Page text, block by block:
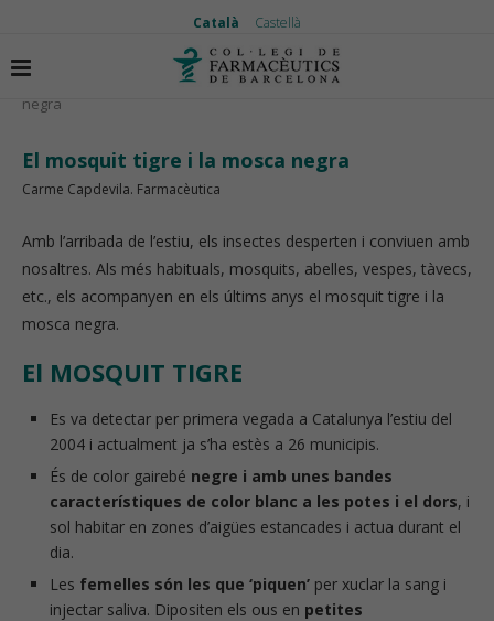
Català Castellà
Inici Temes d’actualitat
El mosquit tigre i la mosca
negra
El mosquit tigre i la mosca negra
Carme Capdevila. Farmacèutica
Amb l’arribada de l’estiu, els insectes desperten i conviuen amb
nosaltres. Als més habituals, mosquits, abelles, vespes, tàvecs,
etc., els acompanyen en els últims anys el mosquit tigre i la
mosca negra.
El MOSQUIT TIGRE
Es va detectar per primera vegada a Catalunya l’estiu del
2004 i actualment ja s’ha estès a 26 municipis.
És de color gairebé negre i amb unes bandes
característiques de color blanc a les potes i el dors, i
sol habitar en zones d’aigües estancades i actua durant el
dia.
Les femelles són les que ‘piquen’ per xuclar la sang i
injectar saliva. Dipositen els ous en petites